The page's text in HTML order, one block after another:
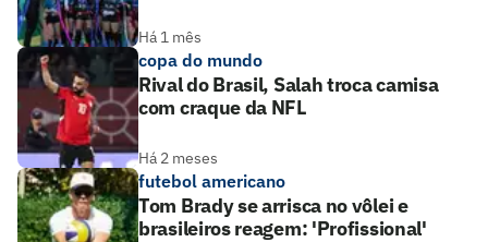
Há 1 mês
copa do mundo
Rival do Brasil, Salah troca camisa
com craque da NFL
Há 2 meses
futebol americano
Tom Brady se arrisca no vôlei e
brasileiros reagem: 'Profissional'